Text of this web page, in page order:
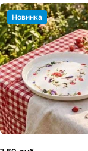
Новинка